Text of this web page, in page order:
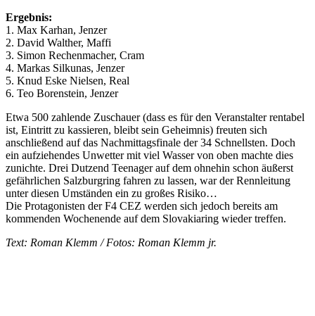
Ergebnis:
1. Max Karhan, Jenzer
2. David Walther, Maffi
3. Simon Rechenmacher, Cram
4. Markas Silkunas, Jenzer
5. Knud Eske Nielsen, Real
6. Teo Borenstein, Jenzer
Etwa 500 zahlende Zuschauer (dass es für den Veranstalter rentabel
ist, Eintritt zu kassieren, bleibt sein Geheimnis) freuten sich
anschließend auf das Nachmittagsfinale der 34 Schnellsten. Doch
ein aufziehendes Unwetter mit viel Wasser von oben machte dies
zunichte. Drei Dutzend Teenager auf dem ohnehin schon äußerst
gefährlichen Salzburgring fahren zu lassen, war der Rennleitung
unter diesen Umständen ein zu großes Risiko…
Die Protagonisten der F4 CEZ werden sich jedoch bereits am
kommenden Wochenende auf dem Slovakiaring wieder treffen.
Text: Roman Klemm / Fotos: Roman Klemm jr.